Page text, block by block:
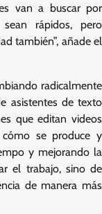
van a buscar por
rápidos, pero
también”, añade el
radicalmente
asistentes de texto
que editan videos
se produce y
y mejorando la
el trabajo, sino de
de manera más